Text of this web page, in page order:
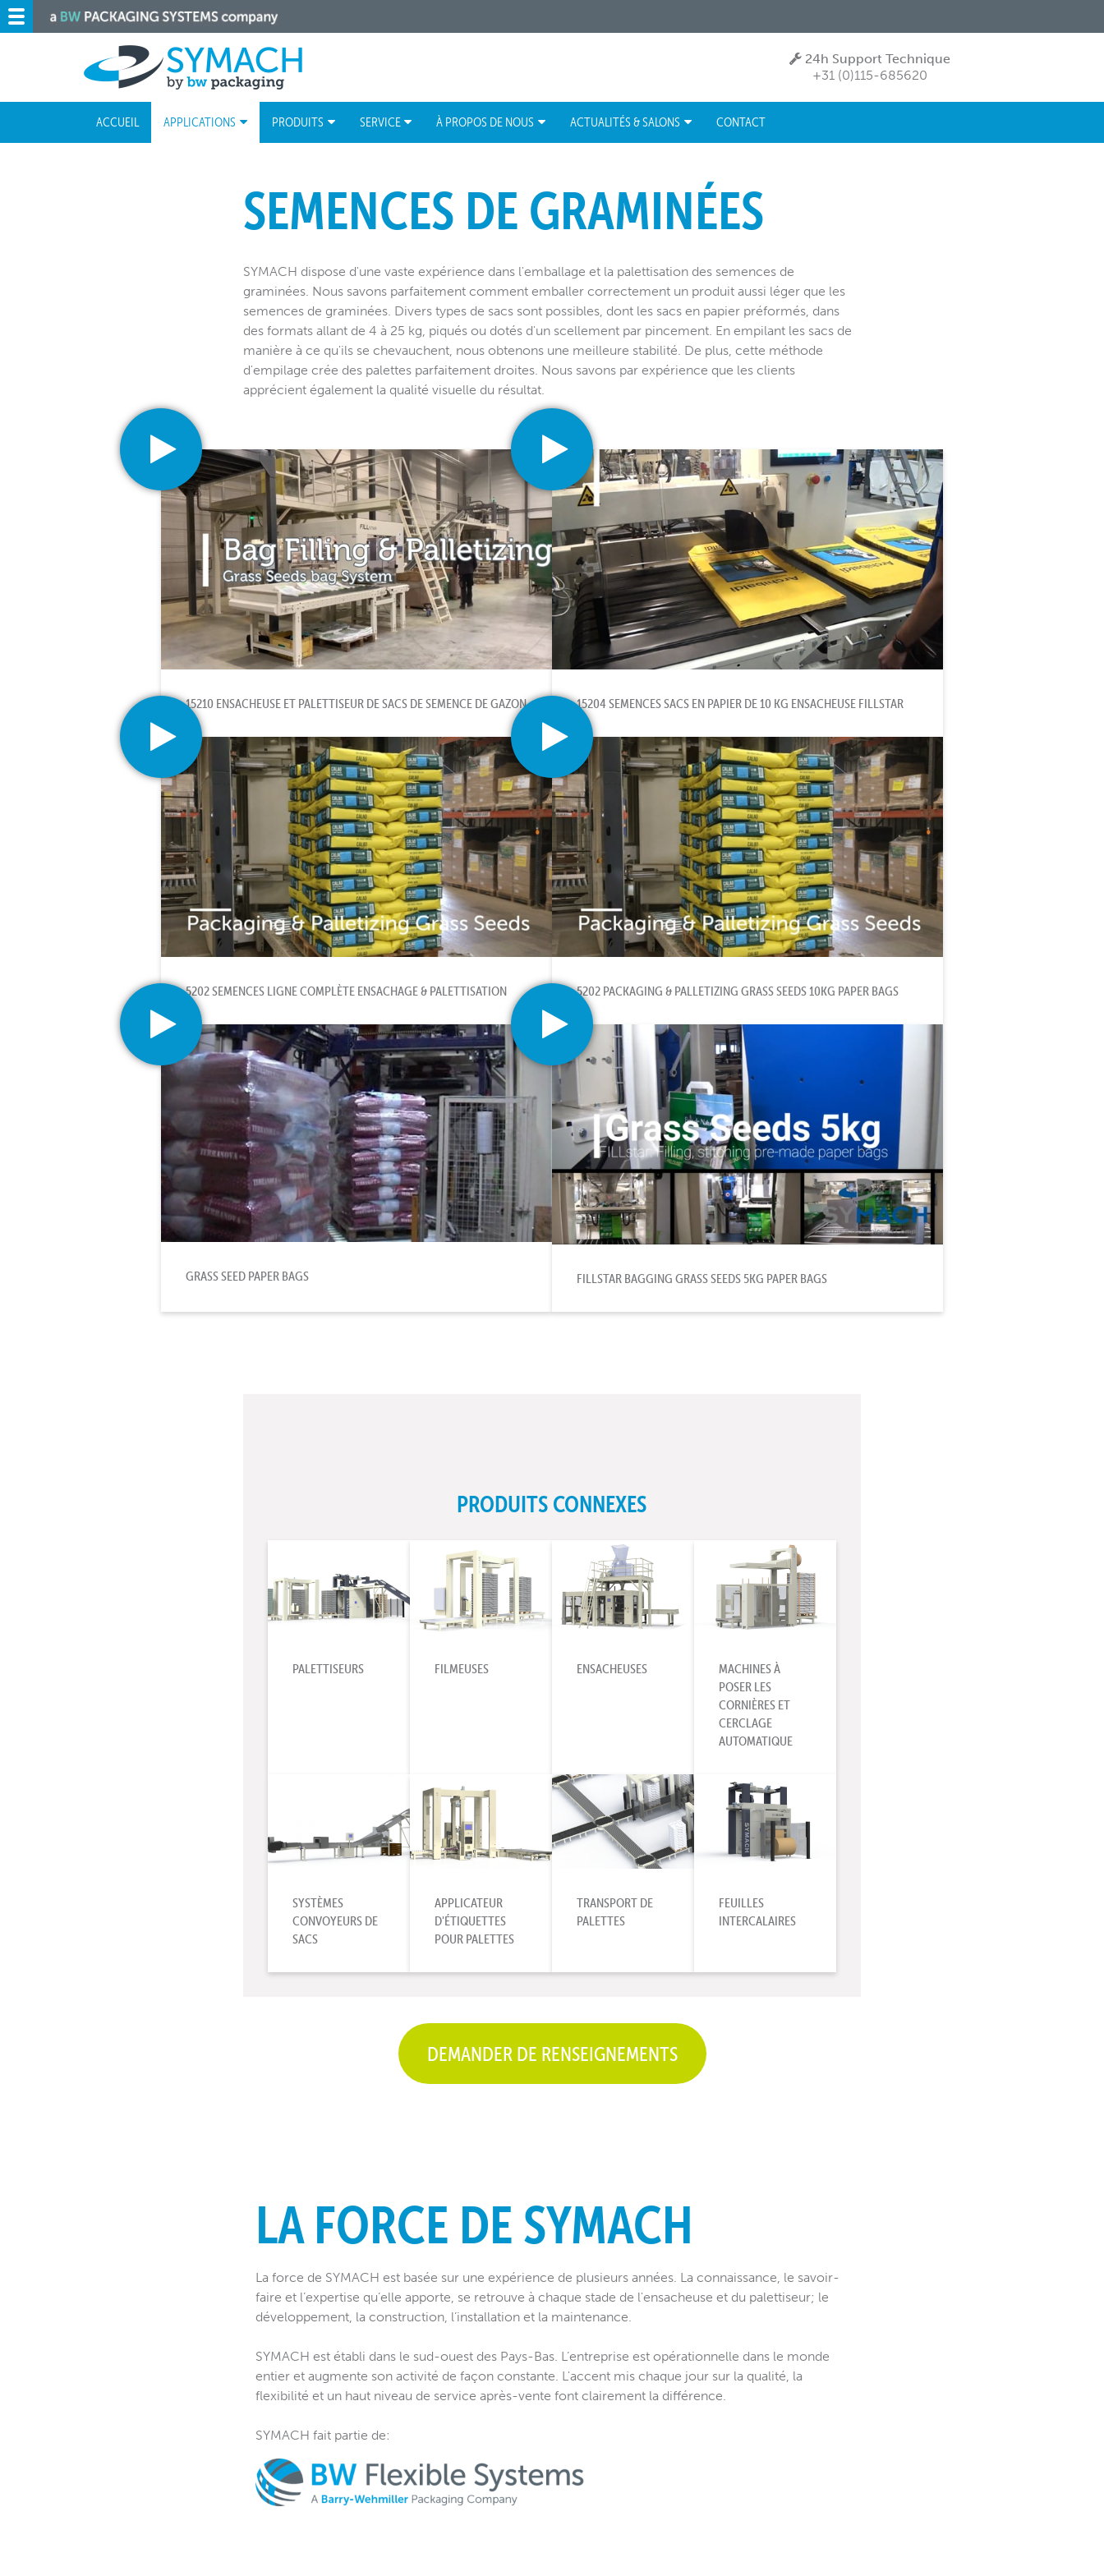
24h Support Technique
+31 (0)115-685620
ACCUEIL APPLICATIONS PRODUITS SERVICE À PROPOS DE NOUS ACTUALITÉS & SALONS CONTACT
SEMENCES DE GRAMINÉES
SYMACH dispose d'une vaste expérience dans l'emballage et la palettisation des semences de
graminées. Nous savons parfaitement comment emballer correctement un produit aussi léger que les
semences de graminées. Divers types de sacs sont possibles, dont les sacs en papier préformés, dans
des formats allant de 4 à 25 kg, piqués ou dotés d'un scellement par pincement. En empilant les sacs de
manière à ce qu'ils se chevauchent, nous obtenons une meilleure stabilité. De plus, cette méthode
d'empilage crée des palettes parfaitement droites. Nous savons par expérience que les clients
apprécient également la qualité visuelle du résultat.
15210 ENSACHEUSE ET PALETTISEUR DE SACS DE SEMENCE DE GAZON 15204 SEMENCES SACS EN PAPIER DE 10 KG ENSACHEUSE FILLSTAR
5202 SEMENCES LIGNE COMPLÈTE ENSACHAGE & PALETTISATION 5202 PACKAGING & PALLETIZING GRASS SEEDS 10KG PAPER BAGS
GRASS SEED PAPER BAGS FILLSTAR BAGGING GRASS SEEDS 5KG PAPER BAGS
PRODUITS CONNEXES
PALETTISEURS FILMEUSES ENSACHEUSES
MACHINES À
POSER LES
CORNIÈRES ET
CERCLAGE
AUTOMATIQUE
SYSTÈMES
CONVOYEURS DE
SACS
APPLICATEUR
D'ÉTIQUETTES
POUR PALETTES
TRANSPORT DE
PALETTES
FEUILLES
INTERCALAIRES
DEMANDER DE RENSEIGNEMENTS
LA FORCE DE SYMACH
La force de SYMACH est basée sur une expérience de plusieurs années. La connaissance, le savoir-
faire et l’expertise qu’elle apporte, se retrouve à chaque stade de l'ensacheuse et du palettiseur; le
développement, la construction, l’installation et la maintenance.
SYMACH est établi dans le sud-ouest des Pays-Bas. L’entreprise est opérationnelle dans le monde
entier et augmente son activité de façon constante. L'accent mis chaque jour sur la qualité, la
flexibilité et un haut niveau de service après-vente font clairement la différence.
SYMACH fait partie de: